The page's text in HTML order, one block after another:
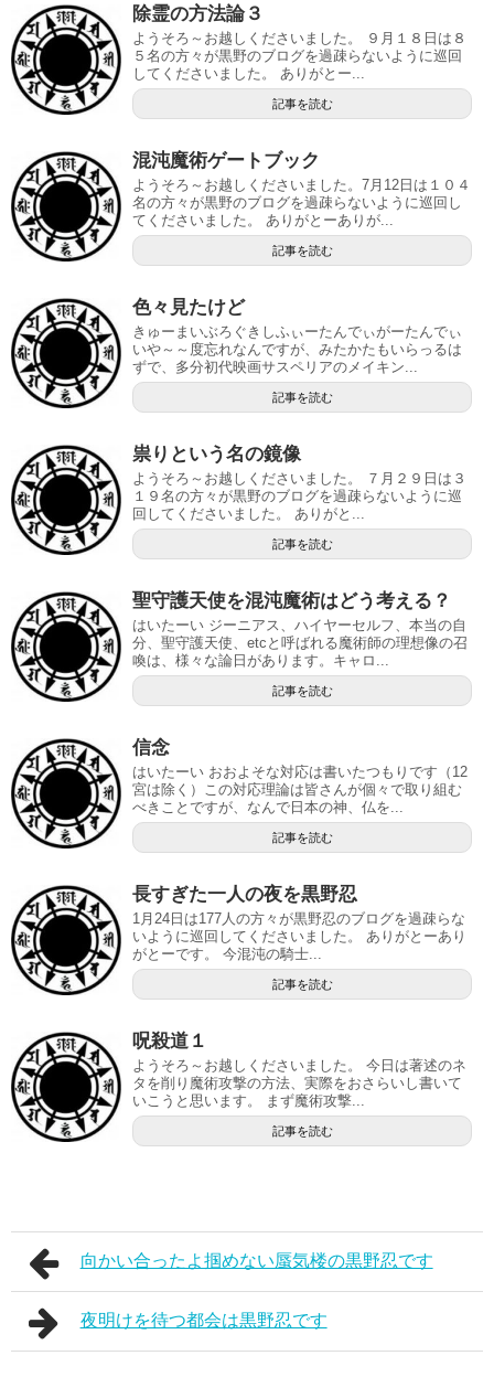
除霊の方法論３
ようそろ～お越しくださいました。 ９月１８日は８
５名の方々が黒野のブログを過疎らないように巡回
してくださいました。 ありがとー...
記事を読む
混沌魔術ゲートブック
ようそろ～お越しくださいました。7月12日は１０４
名の方々が黒野のブログを過疎らないように巡回し
てくださいました。 ありがとーありが...
記事を読む
色々見たけど
きゅーまいぶろぐきしふぃーたんでぃがーたんでぃ
いや～～度忘れなんですが、みたかたもいらっるは
ずで、多分初代映画サスペリアのメイキン...
記事を読む
祟りという名の鏡像
ようそろ～お越しくださいました。 ７月２９日は３
１９名の方々が黒野のブログを過疎らないように巡
回してくださいました。 ありがと...
記事を読む
聖守護天使を混沌魔術はどう考える？
はいたーい ジーニアス、ハイヤーセルフ、本当の自
分、聖守護天使、etcと呼ばれる魔術師の理想像の召
喚は、様々な論日があります。キャロ...
記事を読む
信念
はいたーい おおよそな対応は書いたつもりです（12
宮は除く）この対応理論は皆さんが個々で取り組む
べきことですが、なんで日本の神、仏を...
記事を読む
長すぎた一人の夜を黒野忍
1月24日は177人の方々が黒野忍のブログを過疎らな
いように巡回してくださいました。 ありがとーあり
がとーです。 今混沌の騎士...
記事を読む
呪殺道１
ようそろ～お越しくださいました。 今日は著述のネ
タを削り魔術攻撃の方法、実際をおさらいし書いて
いこうと思います。 まず魔術攻撃...
記事を読む
向かい合ったよ掴めない蜃気楼の黒野忍です
夜明けを待つ都会は黒野忍です